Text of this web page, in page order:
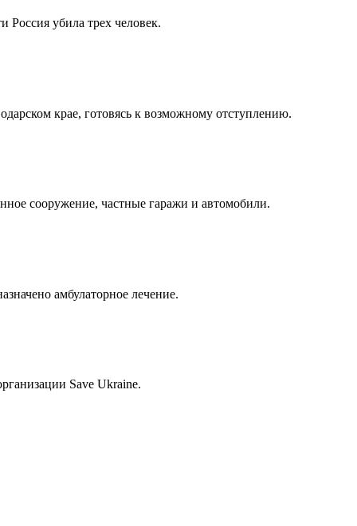
Россия убила трех человек.
крае, готовясь к возможному отступлению.
сооружение, частные гаражи и автомобили.
амбулаторное лечение.
Save Ukraine.